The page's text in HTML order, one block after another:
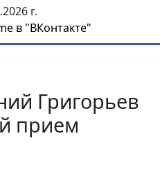
г.
в "ВКонтакте"
Григорьев
прием